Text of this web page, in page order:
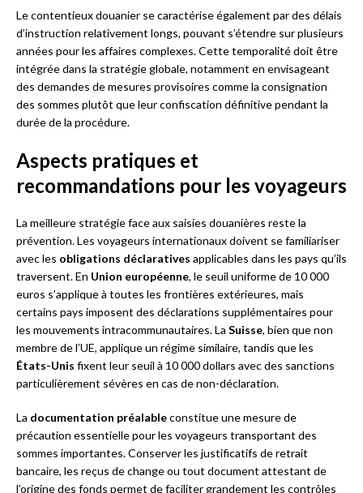
Le contentieux douanier se caractérise également par des délais
d’instruction relativement longs, pouvant s’étendre sur plusieurs
années pour les affaires complexes. Cette temporalité doit être
intégrée dans la stratégie globale, notamment en envisageant
des demandes de mesures provisoires comme la consignation
des sommes plutôt que leur confiscation définitive pendant la
durée de la procédure.
Aspects pratiques et
recommandations pour les voyageurs
La meilleure stratégie face aux saisies douanières reste la
prévention. Les voyageurs internationaux doivent se familiariser
avec les obligations déclaratives applicables dans les pays qu’ils
traversent. En Union européenne, le seuil uniforme de 10 000
euros s’applique à toutes les frontières extérieures, mais
certains pays imposent des déclarations supplémentaires pour
les mouvements intracommunautaires. La Suisse, bien que non
membre de l’UE, applique un régime similaire, tandis que les
États-Unis fixent leur seuil à 10 000 dollars avec des sanctions
particulièrement sévères en cas de non-déclaration.
La documentation préalableconstitue une mesure de
précaution essentielle pour les voyageurs transportant des
sommes importantes. Conserver les justificatifs de retrait
bancaire, les reçus de change ou tout document attestant de
l’origine des fonds permet de faciliter grandement les contrôles